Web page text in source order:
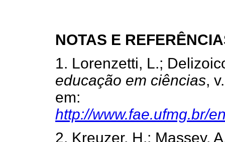
NOTAS E
1. Lorenzetti, L.;
educação em ciências,
em:
http://www.fae.ufmg.br/
2. Kreuzer, H.; Massey,